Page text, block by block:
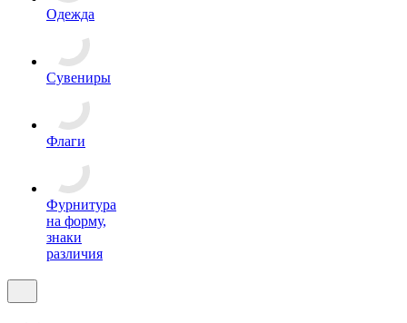
Одежда
Сувениры
Флаги
Фурнитура
на форму,
знаки
различия